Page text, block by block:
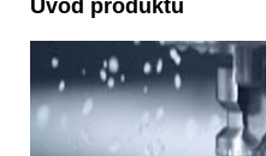
Úvod produktu